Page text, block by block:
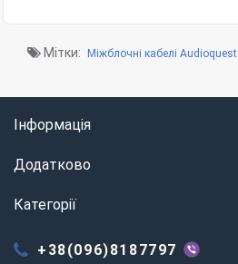
Мітки: Міжблочні кабелі Audioquest
Інформація
Додатково
Категорії
+38(096)8187797